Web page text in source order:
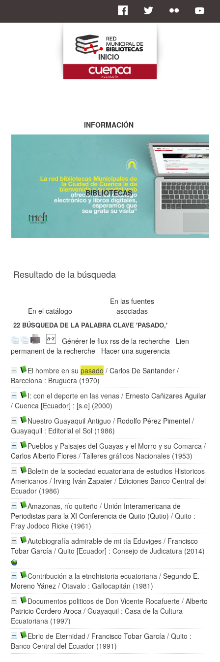
Resultado de la búsqueda
En el catálogo
En las fuentes
asociadas
22 BÚSQUEDA DE LA PALABRA CLAVE'PASADO,'
Générer le flux rss de la recherche
Lien
permanent de la recherche
Hacer una sugerencia
El hombre en supasado /Carlos De Santander /
Barcelona : Bruguera (1970)
I: con el deporte en las venas / Ernesto Cañizares Aguilar
/ Cuenca [Ecuador] : [s.e] (2000)
Nuestro Guayaquil Antiguo / Rodolfo Pérez Pimentel /
Guayaquil : Editorial el Sol (1986)
Pueblos y Paisajes del Guayas y el Morro y su Comarca /
Carlos Alberto Flores / Talleres gráficos Nacionales (1953)
Boletin de la sociedad ecuatoriana de estudios Historicos
Americanos / Irving Iván Zapater / Ediciones Banco Central del
Ecuador (1986)
Amazonas, río quiteño / Unión Interamericana de
Periodistas para la XI Conferencia de Quito (Qutio) / Quito :
Fray Jodoco Ricke (1961)
Autobiografía admirable de mi tía Eduviges / Francisco
Tobar García / Quito [Ecuador] : Consejo de Judicatura (2014)
Contribución a la etnohistoria ecuatoriana /Segundo E.
Moreno Yánez / Otavalo : Gallocapitán (1981)
Documentos politicos de Don Vicente Rocafuerte /Alberto
Patricio Cordero Aroca / Guayaquil : Casa de la Cultura
Ecuatoriana (1997)
Ebrio de Eternidad / Francisco Tobar García / Quito :
Banco Central del Ecuador (1991)
INICIO
INFORMACIÓN
BIBLIOTECAS